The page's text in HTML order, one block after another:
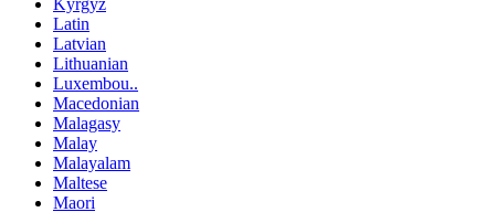
Latin
Latvian
Lithuanian
Luxembou..
Macedonian
Malagasy
Malay
Malayalam
Maltese
Maori